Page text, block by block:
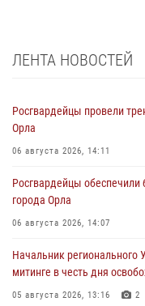
ЛЕНТА НОВОСТЕЙ
Росгвардейцы провели
Орла
06 августа 2026, 14:11
Росгвардейцы обеспечили
города Орла
06 августа 2026, 14:07
Начальник регионального
митинге в честь дня
05 августа 2026, 13:16 2